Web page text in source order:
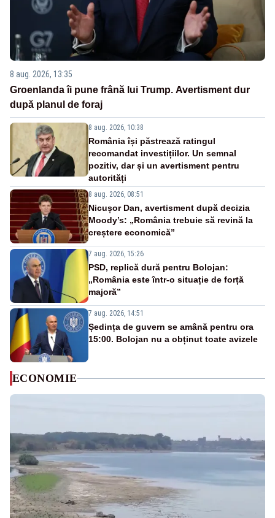
8 aug. 2026, 13:35
Groenlanda îi pune frână lui Trump. Avertisment dur
după planul de foraj
8 aug. 2026, 10:38
România își păstrează ratingul
recomandat investițiilor. Un semnal
pozitiv, dar și un avertisment pentru
autorități
8 aug. 2026, 08:51
Nicușor Dan, avertisment după decizia
Moody’s: „România trebuie să revină la
creștere economică”
7 aug. 2026, 15:26
PSD, replică dură pentru Bolojan:
„România este într-o situație de forță
majoră”
7 aug. 2026, 14:51
Ședința de guvern se amână pentru ora
15:00. Bolojan nu a obținut toate avizele
ECONOMIE